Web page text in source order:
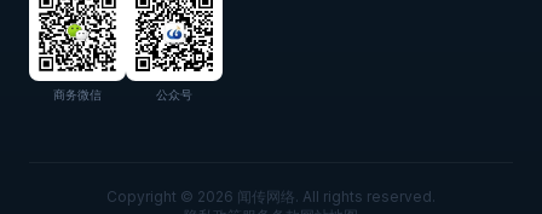
商务微信 公众号
Copyright © 2026 闻传网络. All rights reserved.